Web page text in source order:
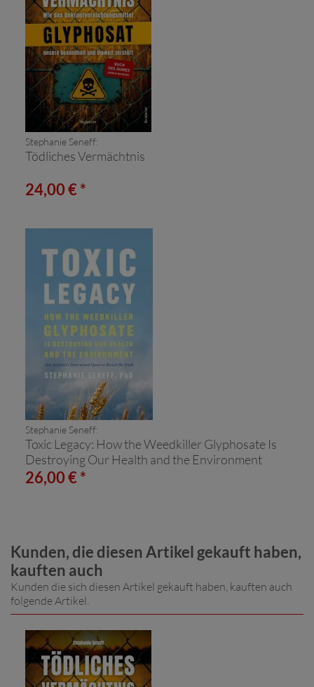
Stephanie Seneff:
Tödliches Vermächtnis
24,00 € *
Stephanie Seneff:
Toxic Legacy: How the Weedkiller Glyphosate Is
Destroying Our Health and the Environment
26,00 € *
Kunden, die diesen Artikel gekauft haben,
kauften auch
Kunden die sich diesen Artikel gekauft haben, kauften auch
folgende Artikel.